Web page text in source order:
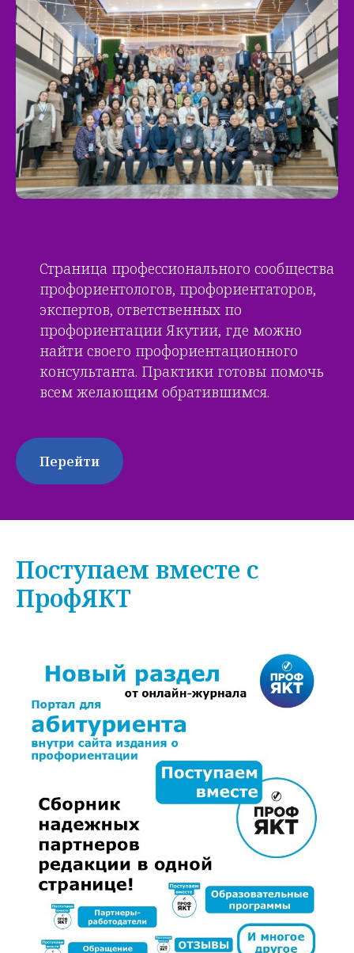
Страница профессионального сообщества
профориентологов, профориентаторов,
экспертов, ответственных по
профориентации Якутии, где можно
найти своего профориентационного
консультанта. Практики готовы помочь
всем желающим обратившимся.
Перейти
Поступаем вместе с
ПрофЯКТ